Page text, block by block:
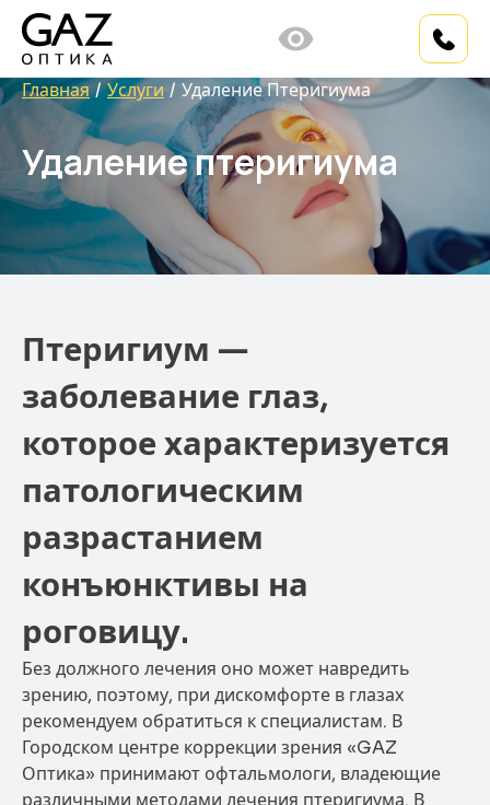
Главная Услуги Удаление Птеригиума
Удаление птеригиума
Птеригиум —
заболевание глаз,
которое характеризуется
патологическим
разрастанием
конъюнктивы на
роговицу.
Без должного лечения оно может навредить
зрению, поэтому, при дискомфорте в глазах
рекомендуем обратиться к специалистам. В
Городском центре коррекции зрения «GAZ
Оптика» принимают офтальмологи, владеющие
различными методами лечения птеригиума. В